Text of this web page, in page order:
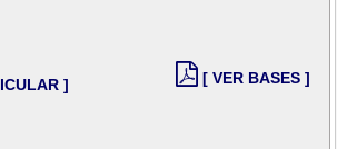
] [ VER BASES ]